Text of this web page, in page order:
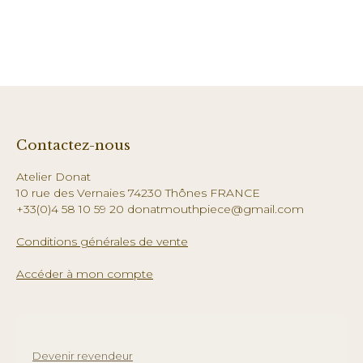
Contactez-nous
Atelier Donat
10 rue des Vernaies 74230 Thônes FRANCE
+33(0)4 58 10 59 20 donatmouthpiece@gmail.com
Conditions générales de vente
Accéder à mon compte
Devenir revendeur